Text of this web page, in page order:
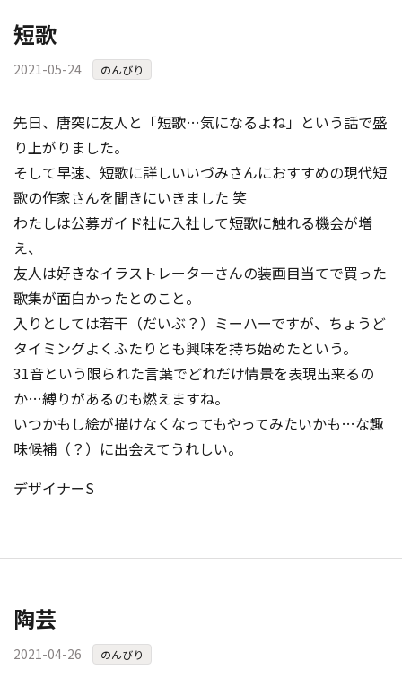
コンテストを主催される方へ
公募運営SaaS 「Kouboプランナー」
事例紹介
事務局アウトソーシング
マーケットデータ
コンテスト情報及びプレゼン
ト情報を「Koubo」に無料で
紹介させていただきます
無料掲載お申し込み
掲載内容のご確認はこちら
短歌
2021-05-24 のんびり
先日、唐突に友人と「短歌…気になるよね」という話で盛
り上がりました。
そして早速、短歌に詳しいいづみさんにおすすめの現代短
歌の作家さんを聞きにいきました 笑
わたしは公募ガイド社に入社して短歌に触れる機会が増
え、
友人は好きなイラストレーターさんの装画目当てで買った
歌集が面白かったとのこと。
入りとしては若干（だいぶ？）ミーハーですが、ちょうど
タイミングよくふたりとも興味を持ち始めたという。
31音という限られた言葉でどれだけ情景を表現出来るの
か…縛りがあるのも燃えますね。
いつかもし絵が描けなくなってもやってみたいかも…な趣
味候補（？）に出会えてうれしい。
デザイナーS
陶芸
2021-04-26 のんびり